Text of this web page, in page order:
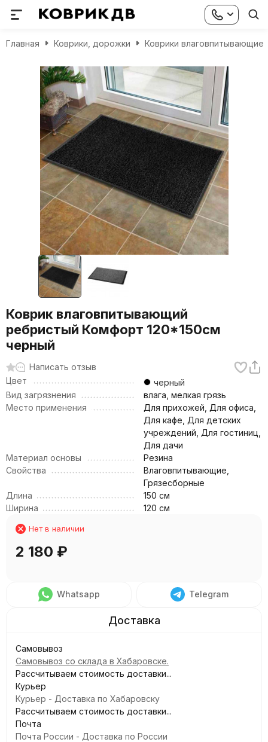
Главная Коврики, дорожки Коврики влаговпитывающие
Коврик влаговпитывающий
ребристый Комфорт 120*150см
черный
Написать отзыв
Цвет
черный
Вид загрязнения
влага, мелкая грязь
Место применения
Для прихожей, Для офиса,
Для кафе, Для детских
учреждений, Для гостиниц,
Для дачи
Материал основы
Резина
Свойства
Влаговпитывающие,
Грязесборные
Длина
150 см
Ширина
120 см
Нет в наличии
2 180 ₽
Whatsapp Telegram
Самовывоз
Самовывоз со склада в Хабаровске.
Рассчитываем стоимость доставки...
Курьер
Курьер - Доставка по Хабаровску
Рассчитываем стоимость доставки...
Почта
Почта России - Доставка по России